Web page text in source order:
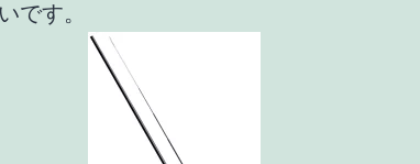
です。